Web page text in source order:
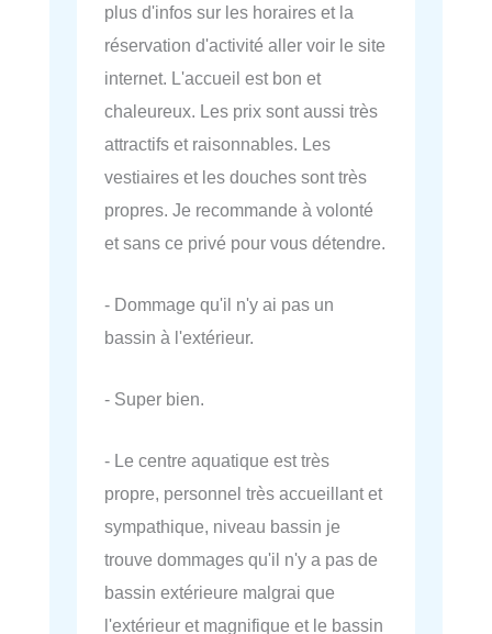
plus d'infos sur les horaires et la
réservation d'activité aller voir le site
internet. L'accueil est bon et
chaleureux. Les prix sont aussi très
attractifs et raisonnables. Les
vestiaires et les douches sont très
propres. Je recommande à volonté
et sans ce privé pour vous détendre.
- Dommage qu'il n'y ai pas un
bassin à l'extérieur.
- Super bien.
- Le centre aquatique est très
propre, personnel très accueillant et
sympathique, niveau bassin je
trouve dommages qu'il n'y a pas de
bassin extérieure malgrai que
l'extérieur et magnifique et le bassin